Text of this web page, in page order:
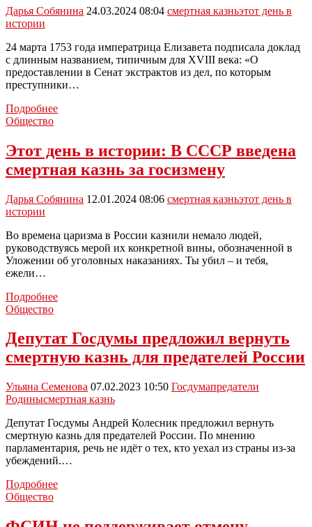
смертную
казнь,
мы
открыты
к
обсуждению
Дарья Собянина 24.03.2024 08:04 смертная казньэтот день в
истории
24 марта 1753 года императрица Елизавета подписала доклад
с длинным названием, типичным для XVIII века: «О
предоставлении в Сенат экстрактов из дел, по которым
преступники…
ПодробнееЭтот
В
Российской
отменена
смертная
Общество
Этот день в истории: В СССР введена
смертная казнь за госизмену
Дарья Собянина 12.01.2024 08:06 смертная казньэтот день в
истории
Во времена царизма в России казнили немало людей,
руководствуясь мерой их конкретной вины, обозначенной в
Уложении об уголовных наказаниях. Ты убил – и тебя,
ежели…
ПодробнееЭтот
истории:
В
СССР
смертная
казнь
за
госизмену
Общество
Депутат Госдумы предложил вернуть
смертную казнь для предателей России
Ульяна Семенова 07.02.2023 10:50 Госдумапредатели
Родинысмертная казнь
Депутат Госдумы Андрей Колесник предложил вернуть
смертную казнь для предателей России. По мнению
парламентария, речь не идёт о тех, кто уехал из страны из-за
убеждений.…
ПодробнееДепутат
вернуть
Общество